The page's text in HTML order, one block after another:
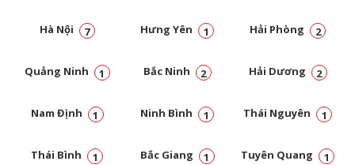
Hà Nội 7 Hưng Yên 1 Hải Phòng 2
Quảng Ninh 1 Bắc Ninh 2 Hải Dương 2
Nam Định 1 Ninh Bình 1 Thái Nguyên 1
Thái Bình 1 Bắc Giang 1 Tuyên Quang 1